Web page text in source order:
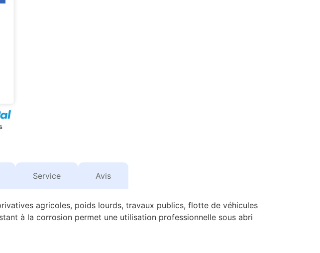
Service Avis
agricoles, poids lourds, travaux publics, flotte de véhicules
à la corrosion permet une utilisation professionnelle sous abri